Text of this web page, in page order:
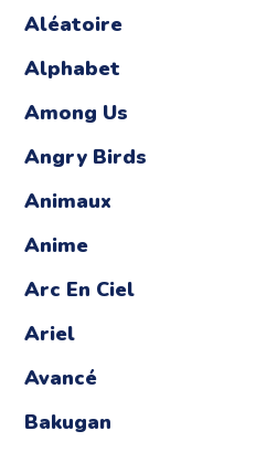
Aléatoire
Alphabet
Among Us
Angry Birds
Animaux
Anime
Arc En Ciel
Ariel
Avancé
Bakugan